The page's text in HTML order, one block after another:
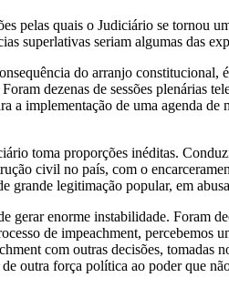
pelas quais o Judiciário se tornou
superlativas seriam algumas das
do arranjo
dezenas de sessões plenárias
a implementação de uma agenda
toma proporções inéditas.
civil no país, com o
legitimação popular, em
gerar enorme instabilidade. Foram
de impeachment, percebemos
com outras decisões,
outra força política ao poder que